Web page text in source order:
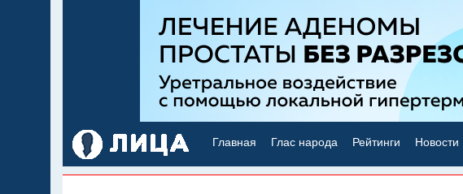
Главная Глас народа Рейтинги Новости